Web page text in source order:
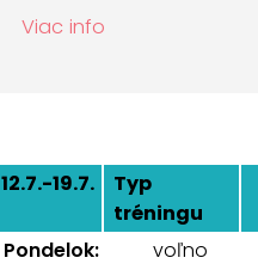
Viac info
12.7.-19.7.
Typ
tréningu
Pondelok: voľno